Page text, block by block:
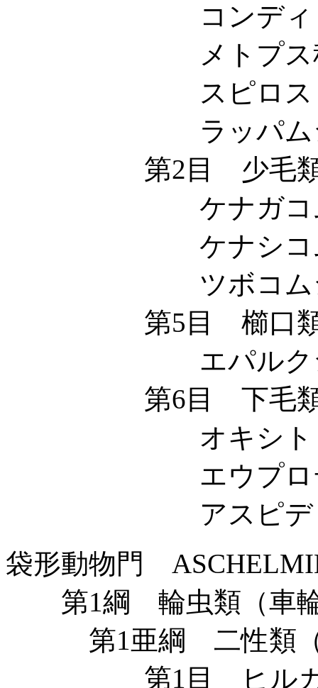
コンディロスト
メトプス科
スピロストマム
ラッパムシ科
第2目 少毛類
ケナガコムシ
ケナシコムシ
ツボコムシ科
第5目 櫛口類
エパルクシス
第6目 下毛類
オキシトリッ
エウプロテス
アスピディス
袋形動物門
第1綱 輪虫類（車輪
第1亜綱 二性類（双
第1目 ヒルガタ